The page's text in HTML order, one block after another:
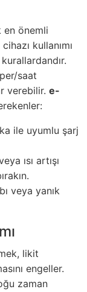
en önemli
kullanımı
saat
verebilir. e-
ile uyumlu şarj
ısı artışı
veya yanık
likit
engeller.
zaman